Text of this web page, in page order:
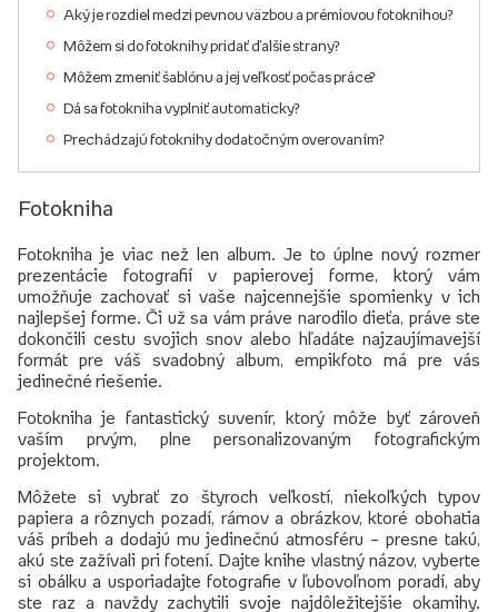
Aký je rozdiel medzi pevnou väzbou a prémiovou fotoknihou?
Môžem si do fotoknihy pridať ďalšie strany?
Môžem zmeniť šablónu a jej veľkosť počas práce?
Dá sa fotokniha vyplniť automaticky?
Prechádzajú fotoknihy dodatočným overovaním?
Fotokniha
Fotokniha je viac než len album. Je to úplne nový rozmer
prezentácie fotografií v papierovej forme, ktorý vám
umožňuje zachovať si vaše najcennejšie spomienky v ich
najlepšej forme. Či už sa vám práve narodilo dieťa, práve ste
dokončili cestu svojich snov alebo hľadáte najzaujímavejší
formát pre váš svadobný album, empikfoto má pre vás
jedinečné riešenie.
Fotokniha je fantastický suvenír, ktorý môže byť zároveň
vaším prvým, plne personalizovaným fotografickým
projektom.
Môžete si vybrať zo štyroch veľkostí, niekoľkých typov
papiera a rôznych pozadí, rámov a obrázkov, ktoré obohatia
váš príbeh a dodajú mu jedinečnú atmosféru – presne takú,
akú ste zažívali pri fotení. Dajte knihe vlastný názov, vyberte
si obálku a usporiadajte fotografie v ľubovoľnom poradí, aby
ste raz a navždy zachytili svoje najdôležitejšie okamihy.